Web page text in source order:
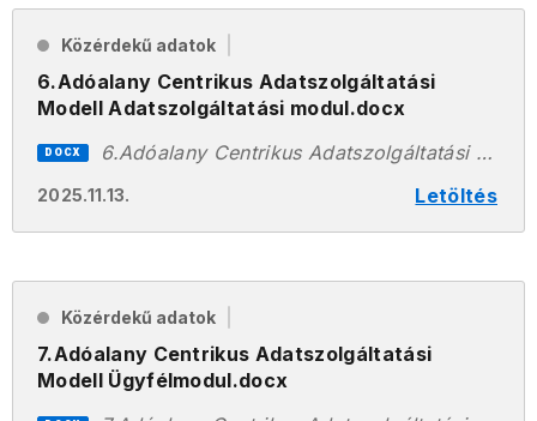
Közérdekű adatok
6.Adóalany Centrikus Adatszolgáltatási
Modell Adatszolgáltatási modul.docx
2025.11.13. Letöltés
DOCX 6.Adóalany Centrikus Adatszolgáltatási Modell Adatszolgáltatási modul.docx
Közérdekű adatok
7.Adóalany Centrikus Adatszolgáltatási
Modell Ügyfélmodul.docx